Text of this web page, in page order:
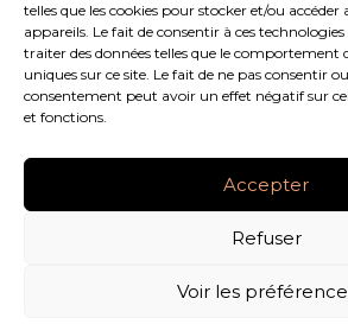
telles que les cookies pour stocker et/ou
appareils. Le fait de consentir à ces
traiter des données telles que le comportement
uniques sur ce site. Le fait de ne pas consentir
consentement peut avoir un effet négatif sur
et fonctions.
Accepter
Refuser
Voir les
FaceBook
TwitterLinkedIn
Footer
LE CABINET NOS SERVICES
RECRUTEMENT